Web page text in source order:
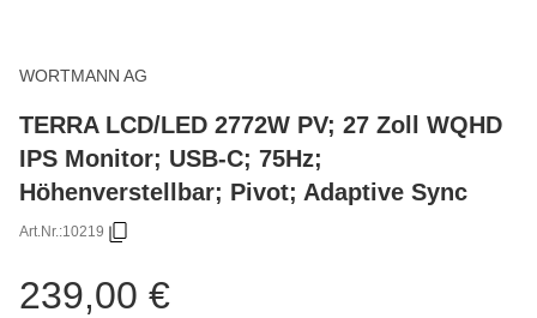
WORTMANN AG
TERRA LCD/LED 2772W PV; 27 Zoll WQHD
IPS Monitor; USB-C; 75Hz;
Höhenverstellbar; Pivot; Adaptive Sync
Art.Nr.:10219
239,00 €